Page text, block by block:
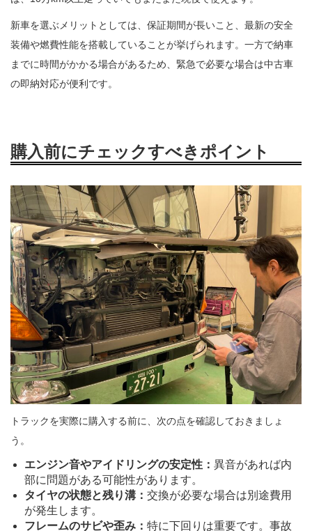
新車を選ぶメリットとしては、保証期間が長いこと、最新の安全
装備や燃費性能を搭載していることが挙げられます。一方で納車
までに時間がかかる場合があるため、緊急で必要な場合は中古車
の即納対応が便利です。
購入前にチェックすべきポイント
トラックを実際に購入する前に、次の点を確認しておきましょ
う。
エンジン音やアイドリングの安定性： 異音があれば内
部に問題がある可能性があります。
タイヤの状態と残り溝： 交換が必要な場合は別途費用
が発生します。
フレームのサビや歪み： 特に下回りは重要です。事故